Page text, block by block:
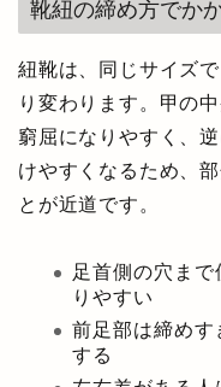
靴紐の締め方でか
紐靴は、同じサイズ
り変わります。甲の
窮屈になりやすく、
けやすくなるため、
とが近道です。
足首側の穴ま
りやすい
前足部は締め
する